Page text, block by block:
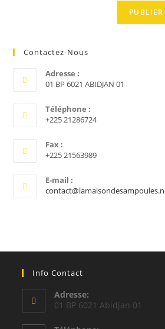
Contactez-Nous
Adresse :
01 BP 6021 ABIDJAN 01
Téléphone :
+225 21286724
Fax :
+225 21563989
E-mail :
Info Contact
Adresse:
01 BP 6021 Abidjan 01